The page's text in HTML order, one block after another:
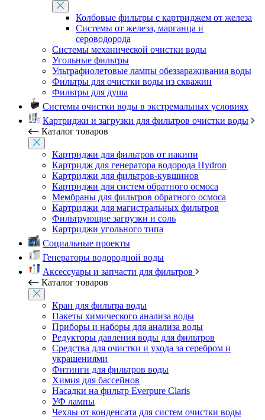
Колбовые фильтры с картриджем от железа
Системы от железа, марганца и
сероводорода
Системы механической очистки воды
Угольные фильтры
Ультрафиолетовые лампы обеззараживания воды
Фильтры для очистки воды из скважин
Фильтры для душа
Системы очистки воды в экстремальных условиях
Картриджи и загрузки для фильтров очистки воды
Каталог товаров
Картриджи для фильтров от накипи
Картридж для генератора водорода Hydron
Картриджи для фильтров-кувшинов
Картриджи для систем обратного осмоса
Мембраны для фильтров обратного осмоса
Картриджи для магистральных фильтров
Фильтрующие загрузки и соль
Картриджи угольного типа
Социальные проекты
Генераторы водородной воды
Аксессуары и запчасти для фильтров
Каталог товаров
Кран для фильтра воды
Пакеты химического анализа воды
Приборы и наборы для анализа воды
Редукторы давления воды для фильтров
Средства для очистки и ухода за серебром и
украшениями
Фитинги для фильтров воды
Химия для бассейнов
Насадки на фильтр Everpure Claris
УФ лампы
Чехлы от конденсата для систем очистки воды